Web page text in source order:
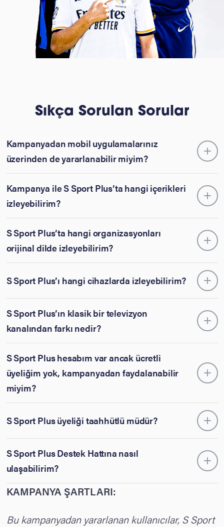
Sıkça Sorulan Sorular
Kampanyadan mobil uygulamalarınız
üzerinden de yararlanabilir miyim?
Kampanya ile S Sport Plus’ta hangi içerikleri
izleyebilirim?
S Sport Plus’ta hangi organizasyonları
orijinal dilde izleyebilirim?
S Sport Plus’ı hangi cihazlarda izleyebilirim?
S Sport Plus’ın klasik bir televizyon
kanalından farkı nedir?
S Sport Plus hesabım var ancak ücretli
üyeliğim yok, kampanyadan faydalanabilir
miyim?
S Sport Plus üyeliği taahhütlü müdür?
S Sport Plus Destek Hattına nasıl
ulaşabilirim?
KAMPANYA ŞARTLARI:
Bu kampanyadan yararlanan kullanıcılar, S Sport